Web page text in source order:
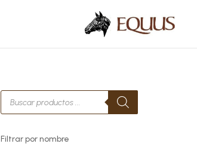
Búsqueda
de
productos
Filtrar por nombre